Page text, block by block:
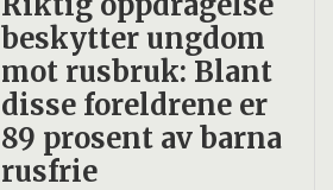
beskytter ungdom
mot rusbruk: Blant
disse foreldrene er
89 prosent av barna
rusfrie